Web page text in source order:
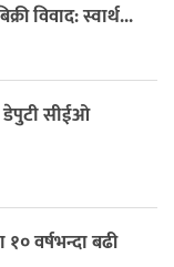
विवाद: स्वार्थ...
डेपुटी सीईओ
वर्षभन्दा बढी